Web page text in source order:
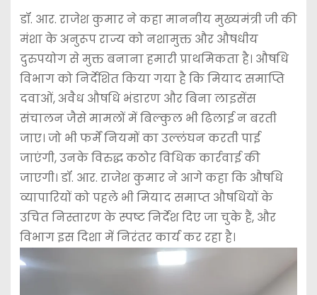
डॉ. आर. राजेश कुमार ने कहा माननीय मुख्यमंत्री जी की
मंशा के अनुरूप राज्य को नशामुक्त और औषधीय
दुरुपयोग से मुक्त बनाना हमारी प्राथमिकता है। औषधि
विभाग को निर्देशित किया गया है कि मियाद समाप्ति
दवाओं, अवैध औषधि भंडारण और बिना लाइसेंस
संचालन जैसे मामलों में बिल्कुल भी ढिलाई न बरती
जाए। जो भी फर्में नियमों का उल्लंघन करती पाई
जाएंगी, उनके विरुद्ध कठोर विधिक कार्रवाई की
जाएगी। डॉ. आर. राजेश कुमार ने आगे कहा कि औषधि
व्यापारियों को पहले भी मियाद समाप्त औषधियों के
उचित निस्तारण के स्पष्ट निर्देश दिए जा चुके हैं, और
विभाग इस दिशा में निरंतर कार्य कर रहा है।